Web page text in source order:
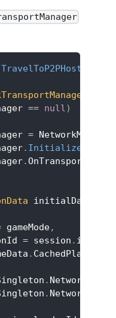
TravelToP2PHost
== null)
= NetworkManager
. Initialize
.
initialData
gameMode,
= session . id
.
.
.